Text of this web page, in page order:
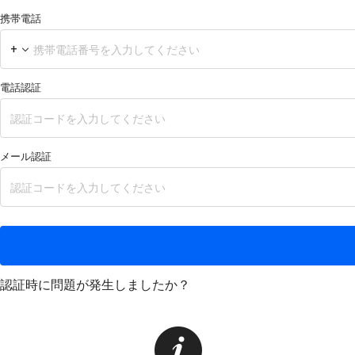
携帯電話
+
電話認証
メール認証
認証時に問題が発生しましたか？